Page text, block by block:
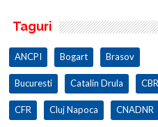
Taguri
ANCPI Bogart Brasov
Bucuresti Catalin Drula
CFR Cluj Napoca CNADNR